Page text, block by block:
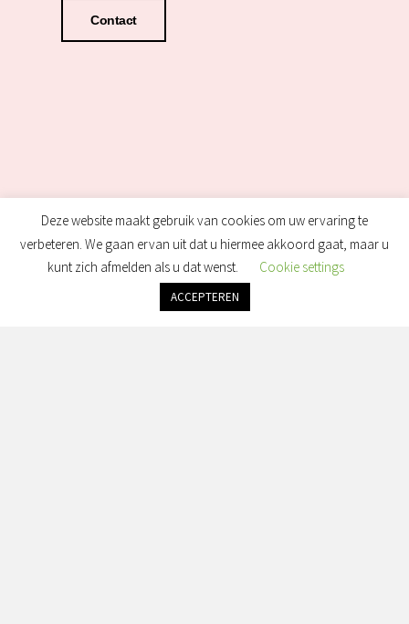
Contact
Deze website maakt gebruik van cookies om uw ervaring te
verbeteren. We gaan ervan uit dat u hiermee akkoord gaat, maar u
kunt zich afmelden als u dat wenst.
Cookie settings
ACCEPTEREN